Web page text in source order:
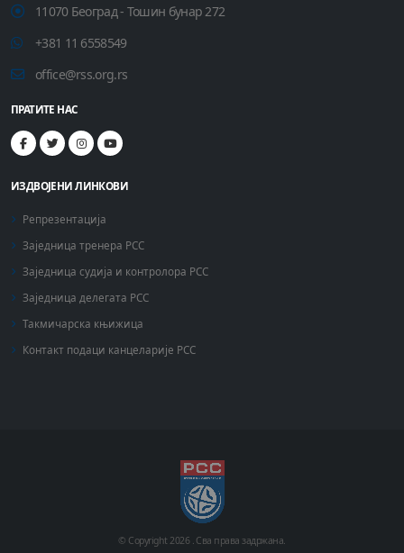
11070 Београд - Тошин бунар 272
+381 11 6558549
office@rss.org.rs
ПРАТИТЕ НАС
ИЗДВОЈЕНИ ЛИНКОВИ
Репрезентација
Заједница тренера РСС
Заједница судија и контролора РСС
Заједница делегата РСС
Такмичарска књижица
Контакт подаци канцеларије РСС
© Copyright2026 . Сва права задржана.